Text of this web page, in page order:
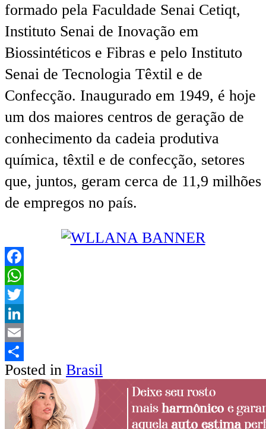
formado pela Faculdade Senai Cetiqt,
Instituto Senai de Inovação em
Biossintéticos e Fibras e pelo Instituto
Senai de Tecnologia Têxtil e de
Confecção. Inaugurado em 1949, é hoje
um dos maiores centros de geração de
conhecimento da cadeia produtiva
química, têxtil e de confecção, setores
que, juntos, geram cerca de 11,9 milhões
de empregos no país.
Facebook
WhatsApp
Twitter
LinkedIn
Email
Share
Posted in Brasil